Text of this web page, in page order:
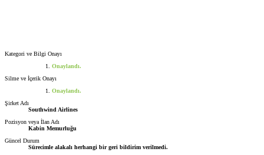
Kategori ve Bilgi Onayı
Onaylandı.
Silme ve İçerik Onayı
Onaylandı.
Şirket Adı
Southwind Airlines
Pozisyon veya İlan Adı
Kabin Memurluğu
Güncel Durum
Sürecimle alakalı herhangi bir geri bildirim verilmedi.